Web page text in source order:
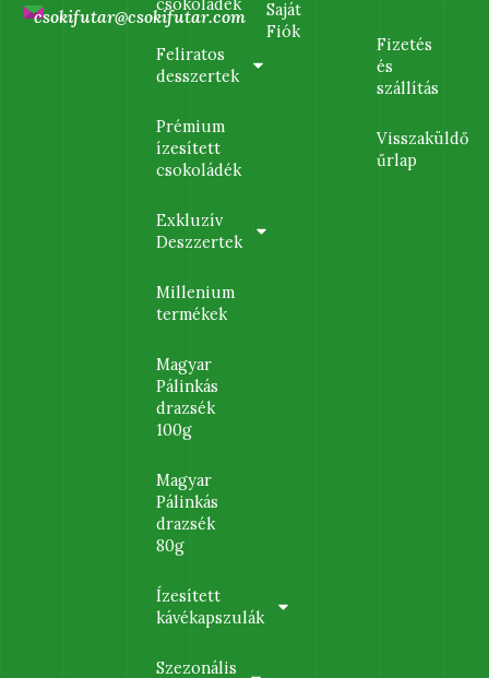
csokifutar@csokifutar.com
Feliratos
desszertek
Prémium
ízesített
csokoládék
Exkluzív
Deszzertek
Millenium
termékek
Magyar
Pálinkás
drazsék
100g
Magyar
Pálinkás
drazsék
80g
Ízesített
kávékapszulák
Szezonális
Saját
Fiók
Fizetés
és
szállítás
Visszaküldő
űrlap